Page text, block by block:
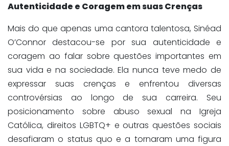
Autenticidade e Coragem em suas Crenças
Mais do que apenas uma cantora talentosa, Sinéad
O’Connor destacou-se por sua autenticidade e
coragem ao falar sobre questões importantes em
sua vida e na sociedade. Ela nunca teve medo de
expressar suas crenças e enfrentou diversas
controvérsias ao longo de sua carreira. Seu
posicionamento sobre abuso sexual na Igreja
Católica, direitos LGBTQ+ e outras questões sociais
desafiaram o status quo e a tornaram uma figura